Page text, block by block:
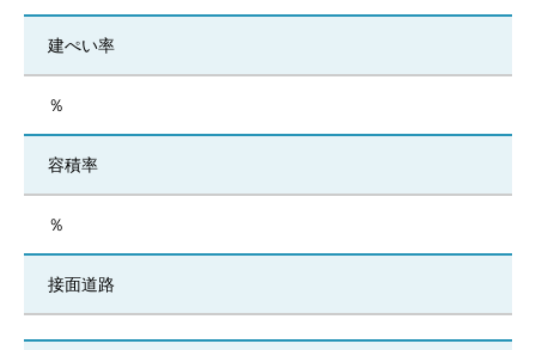
建ぺい率
％
容積率
％
接面道路